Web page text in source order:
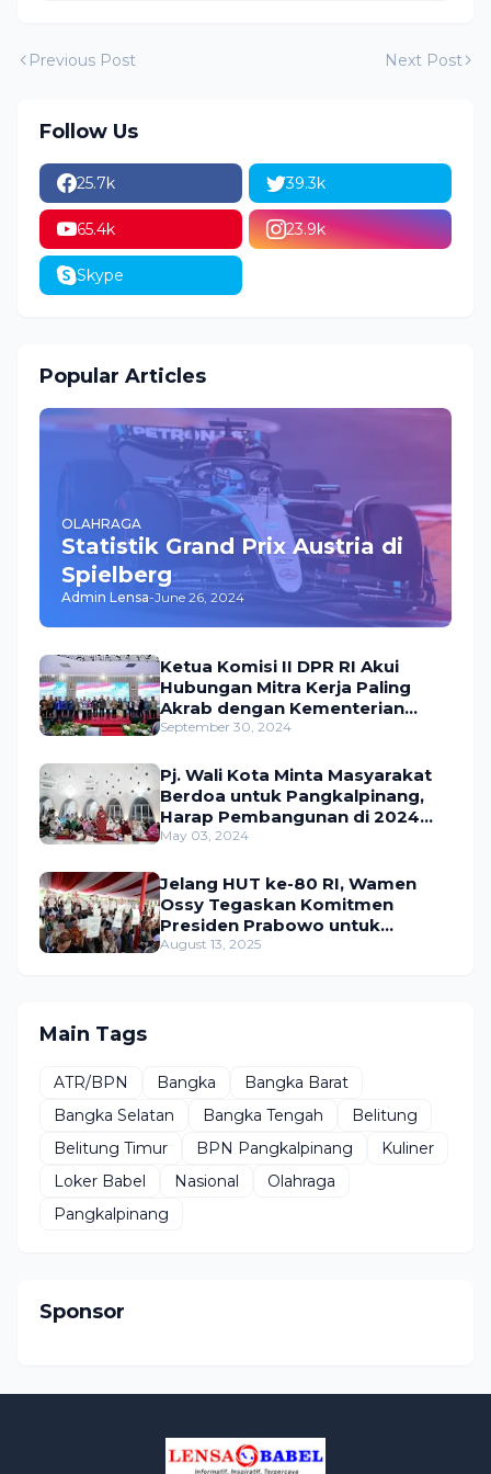
Previous Post Next Post
Follow Us
25.7k 39.3k
65.4k 23.9k
Skype
Popular Articles
OLAHRAGA
Statistik Grand Prix Austria di
Spielberg
Admin Lensa-June 26, 2024
Ketua Komisi II DPR RI Akui
Hubungan Mitra Kerja Paling
Akrab dengan Kementerian
ATR/BPN
September 30, 2024
Pj. Wali Kota Minta Masyarakat
Berdoa untuk Pangkalpinang,
Harap Pembangunan di 2024
Berjalan Lancar
May 03, 2024
Jelang HUT ke-80 RI, Wamen
Ossy Tegaskan Komitmen
Presiden Prabowo untuk
Menyejahterakan Rakyat
August 13, 2025
Main Tags
ATR/BPN Bangka
Bangka Barat
Bangka Selatan
Bangka Tengah
Belitung
Belitung Timur
BPN Pangkalpinang
Kuliner
Loker Babel
Nasional
Olahraga
Pangkalpinang
Sponsor